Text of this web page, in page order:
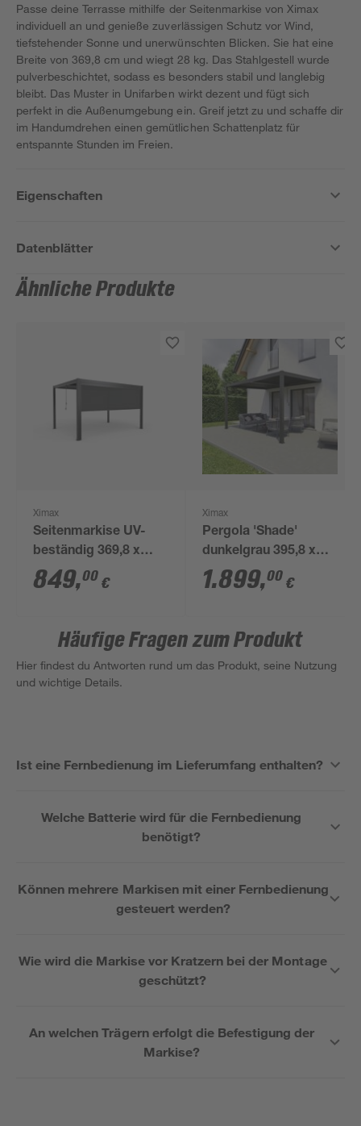
Passe deine Terrasse mithilfe der Seitenmarkise von Ximax
individuell an und genieße zuverlässigen Schutz vor Wind,
tiefstehender Sonne und unerwünschten Blicken. Sie hat eine
Breite von 369,8 cm und wiegt 28 kg. Das Stahlgestell wurde
pulverbeschichtet, sodass es besonders stabil und langlebig
bleibt. Das Muster in Unifarben wirkt dezent und fügt sich
perfekt in die Außenumgebung ein. Greif jetzt zu und schaffe dir
im Handumdrehen einen gemütlichen Schattenplatz für
entspannte Stunden im Freien.
Eigenschaften
Datenblätter
Ähnliche Produkte
Ximax
Seitenmarkise UV-
beständig 369,8 x
217,5 cm
849,00 €
Ximax
Pergola 'Shade'
dunkelgrau 395,8 x
230 x 298,8 cm
1.899,00 €
Häufige Fragen zum Produkt
Hier findest du Antworten rund um das Produkt, seine Nutzung
und wichtige Details.
Ist eine Fernbedienung im Lieferumfang enthalten?
Welche Batterie wird für die Fernbedienung
benötigt?
Können mehrere Markisen mit einer Fernbedienung
gesteuert werden?
Wie wird die Markise vor Kratzern bei der Montage
geschützt?
An welchen Trägern erfolgt die Befestigung der
Markise?